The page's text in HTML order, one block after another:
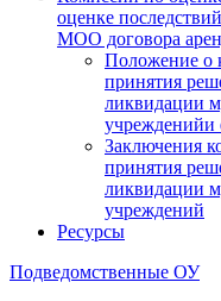
оценке
МОО договора
Положение о
принятия
ликвидации
учрежденийи
Заключения
принятия
ликвидации
учреждений
Ресурсы
Подведомственные ОУ